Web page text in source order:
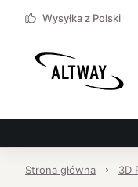
Wysyłka z Polski
Strona główna 3D